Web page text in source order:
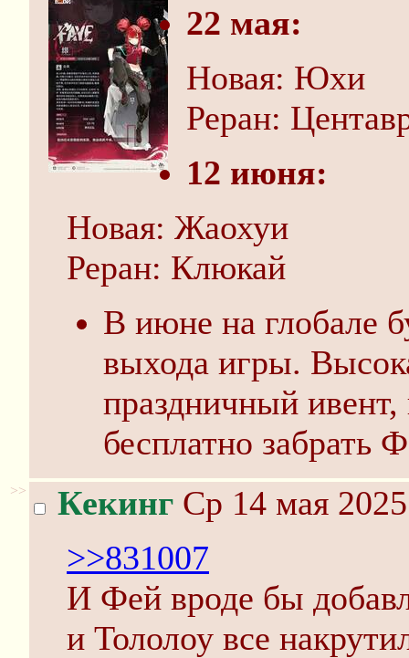
22 мая:
Новая: Юхи
Реран:
12 июня:
Новая: Жаохуи
Реран: Клюкай
В июне на глобале
выхода игры.
праздничный
бесплатно забрать
>> Кекинг Ср 14 мая
>>831007
И Фей вроде бы
и Тололоу все